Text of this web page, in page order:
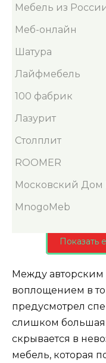
Мебель из
Меб-онлайн
Шатура
Лайфмебель
100 фабрик
Лазурит
Столплит
ROOMER
Московский Дом
MnogoMeb
Показать
Между авторским
воплощением в
предусмотрел
слишком большая
скрывается в
мебель, которая